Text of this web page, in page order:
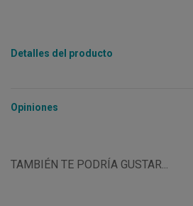
Detalles del producto
Opiniones
TAMBIÉN TE PODRÍA GUSTAR...